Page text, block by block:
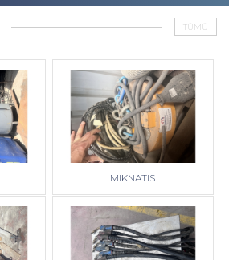
TÜMÜ
MIKNATIS